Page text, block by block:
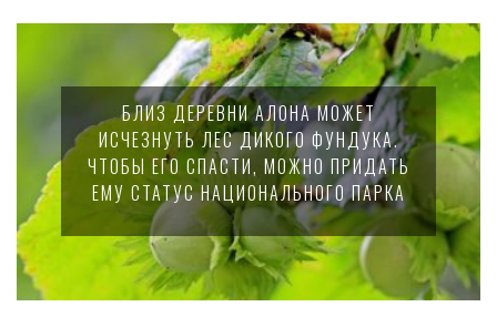
БЛИЗ ДЕРЕВНИ АЛОНА МОЖЕТ
ИСЧЕЗНУТЬ ЛЕС ДИКОГО ФУНДУКА.
ЧТОБЫ ЕГО СПАСТИ, МОЖНО ПРИДАТЬ
ЕМУ СТАТУС НАЦИОНАЛЬНОГО ПАРКА